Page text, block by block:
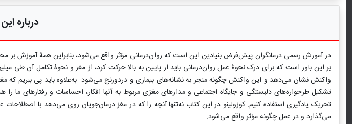
درباره
در آموزش رسمی درمانگران پیش‌فرض بنیادین این است که روان‌درمانی مؤثر واقع می‌شود، بنابراین همۀ آموزش بر
بر این باور است که برای درک نحوۀ عمل روان‌درمانی باید از پایین به بالا حرکت کرد، از مغز و نحوۀ تکامل آن طی
واکنش نشان می‌دهد و این واکنش چگونه منجر به نشانه‌های بیماری و دردورنج می‌شود. به‌علاوه باید پی ببریم
تشکیل طرحواره‌های دلبستگی و جایگاه اجتماعی و مدارهای مغزی مربوط به آنها افکار، احساسات و رفتارهای
تحریک یادگیری استفاده کنیم. کوزولینو در این کتاب نه‌تنها آنچه را که در مغز درمان‌جویان روی می‌دهد با
می‌گذارد و در عمل چگونه مؤثر واقع می‌شود.